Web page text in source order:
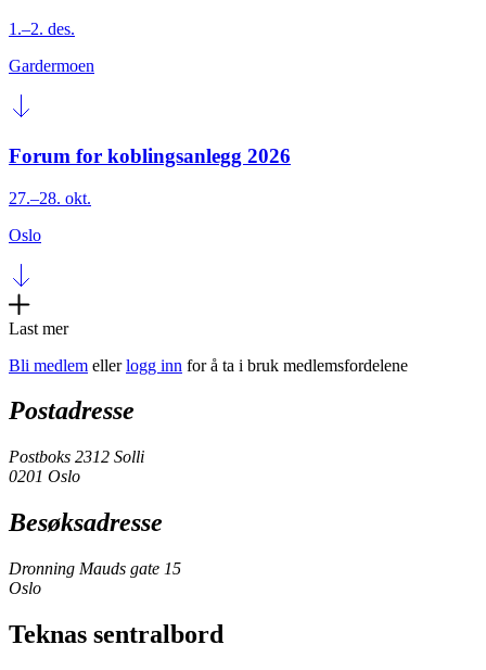
1.–2. des.
Gardermoen
Forum for koblingsanlegg 2026
27.–28. okt.
Oslo
Last mer
Bli medlem ellerlogg inn for å ta i bruk medlemsfordelene
Postadresse
Postboks 2312 Solli
0201 Oslo
Besøksadresse
Dronning Mauds gate 15
Oslo
Teknas sentralbord